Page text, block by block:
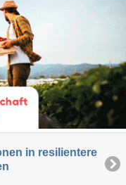
in resilientere